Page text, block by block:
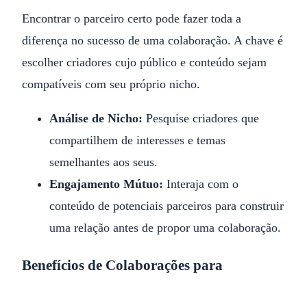
Encontrar o parceiro certo pode fazer toda a
diferença no sucesso de uma colaboração. A chave é
escolher criadores cujo público e conteúdo sejam
compatíveis com seu próprio nicho.
Análise de Nicho: Pesquise criadores que
compartilhem de interesses e temas
semelhantes aos seus.
Engajamento Mútuo: Interaja com o
conteúdo de potenciais parceiros para construir
uma relação antes de propor uma colaboração.
Benefícios de Colaborações para